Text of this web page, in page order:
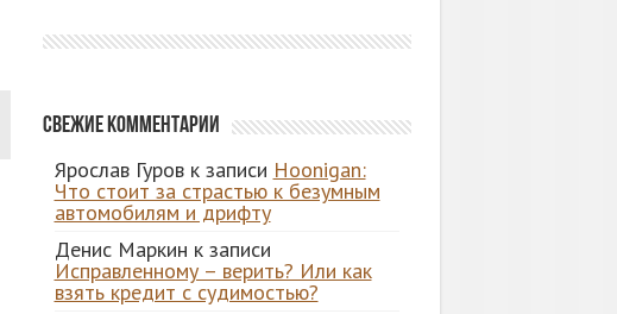
Свежие комментарии
Ярослав Гуровк записи Hoonigan:
Что стоит за страстью к безумным
автомобилям и дрифту
Денис Маркин к записи
Исправленному – верить? Или как
взять кредит с судимостью?